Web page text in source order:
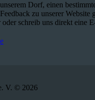
Dorf, einen
zu unserer Website
schreib uns direkt eine
V. © 2026